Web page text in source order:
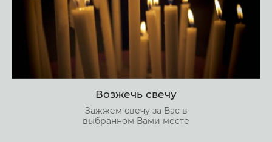
Возжечь свечу
Зажжем свечу за Вас в
выбранном Вами месте